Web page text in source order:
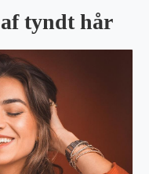
tyndt hår